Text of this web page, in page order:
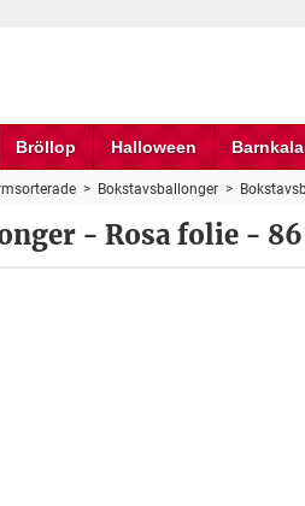
Bröllop Halloween
> Bokstavsballonger>
- Rosa folie -